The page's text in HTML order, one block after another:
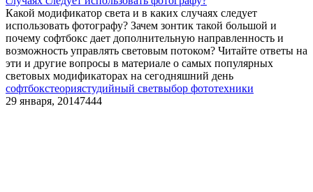
Какой модификатор света и в каких случаях следует
использовать фотографу? Зачем зонтик такой большой и
почему софтбокс дает дополнительную направленность и
возможность управлять световым потоком? Читайте ответы на
эти и другие вопросы в материале о самых популярных
световых модификаторах на сегодняшний день
софтбокстеориястудийный светвыбор фототехники
29 января, 20147444